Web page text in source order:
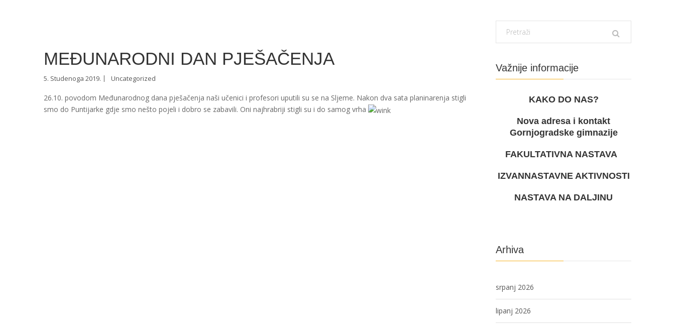
MEĐUNARODNI DAN PJEŠAČENJA
5. Studenoga 2019. Uncategorized
26.10. povodom Međunarodnog dana pješačenja naši učenici i profesori uputili su se na Sljeme. Nakon dva sata planinarenja stigli
smo do Puntijarke gdje smo nešto pojeli i dobro se zabavili. Oni najhrabriji stigli su i do samog vrha
Važnije informacije
KAKO DO NAS?
Nova adresa i kontakt
Gornjogradske gimnazije
FAKULTATIVNA NASTAVA
IZVANNASTAVNE AKTIVNOSTI
NASTAVA NA DALJINU
Arhiva
srpanj 2026
lipanj 2026